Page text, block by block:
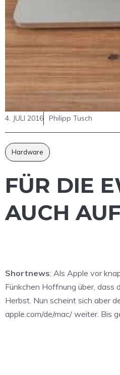
4. JULI 2016 Philipp Tusch
Hardware
FÜR DIE
AUCH
Shortnews: Als Apple vor
Fünkchen Hoffnung über, dass
Herbst. Nun scheint sich aber
apple.com/de/mac/ weiter. Bis